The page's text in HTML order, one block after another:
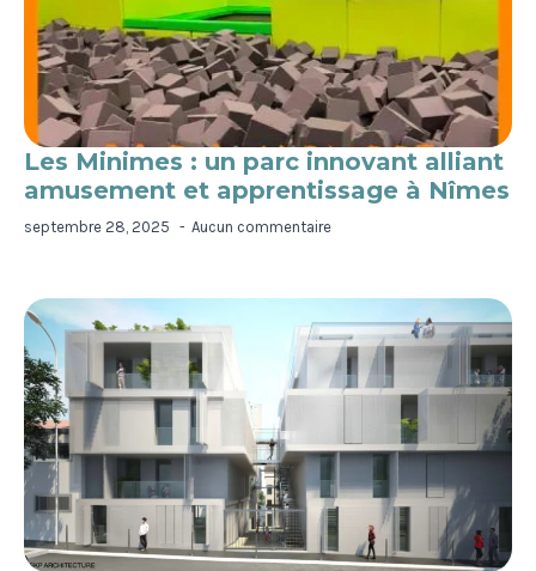
Les Minimes : un parc innovant alliant
amusement et apprentissage à Nîmes
septembre 28, 2025 Aucun commentaire